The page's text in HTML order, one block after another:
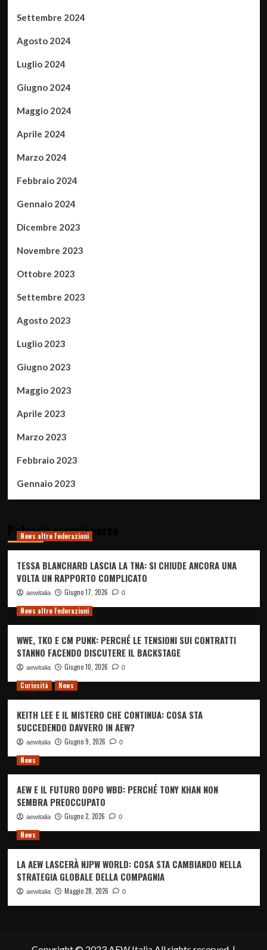
Settembre 2024
Agosto 2024
Luglio 2024
Giugno 2024
Maggio 2024
Aprile 2024
Marzo 2024
Febbraio 2024
Gennaio 2024
Dicembre 2023
Novembre 2023
Ottobre 2023
Settembre 2023
Agosto 2023
Luglio 2023
Giugno 2023
Maggio 2023
Aprile 2023
Marzo 2023
Febbraio 2023
Gennaio 2023
Potresti esserti perso
News altre Federazioni
TESSA BLANCHARD LASCIA LA TNA: SI CHIUDE ANCORA UNA
VOLTA UN RAPPORTO COMPLICATO
aewitalia Giugno 17, 2026 0
News altre Federazioni
WWE, TKO E CM PUNK: PERCHÉ LE TENSIONI SUI CONTRATTI
STANNO FACENDO DISCUTERE IL BACKSTAGE
aewitalia Giugno 10, 2026 0
Curiosità News
KEITH LEE E IL MISTERO CHE CONTINUA: COSA STA
SUCCEDENDO DAVVERO IN AEW?
aewitalia Giugno 9, 2026 0
News
AEW E IL FUTURO DOPO WBD: PERCHÉ TONY KHAN NON
SEMBRA PREOCCUPATO
aewitalia Giugno 2, 2026 0
News
LA AEW LASCERÀ NJPW WORLD: COSA STA CAMBIANDO NELLA
STRATEGIA GLOBALE DELLA COMPAGNIA
aewitalia Maggio 28, 2026 0